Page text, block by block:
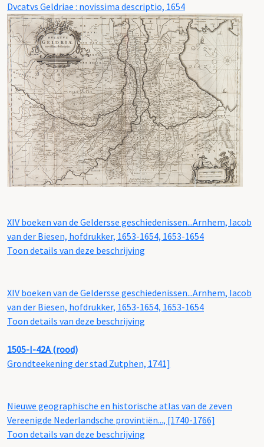
Dvcatvs Geldriae : novissima descriptio, 1654
XIV boeken van de Geldersse geschiedenissen...Arnhem, Iacob
van der Biesen, hofdrukker, 1653-1654, 1653-1654
Toon details van deze beschrijving
XIV boeken van de Geldersse geschiedenissen...Arnhem, Iacob
van der Biesen, hofdrukker, 1653-1654, 1653-1654
Toon details van deze beschrijving
1505-I-42A (rood)
Grondteekening der stad Zutphen, 1741]
Nieuwe geographische en historische atlas van de zeven
Vereenigde Nederlandsche provintiën..., [1740-1766]
Toon details van deze beschrijving